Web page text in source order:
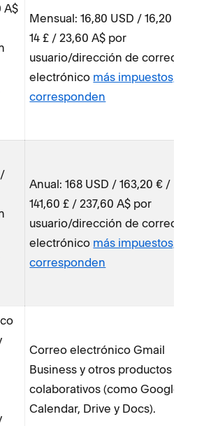
A$
Mensual: 16,80 USD / 16,20 € /
14 £ / 23,60 A$ por
usuario/dirección de correo
electrónico más impuestos, si
corresponden
Anual: 168 USD / 163,20 € /
141,60 £ / 237,60 A$ por
usuario/dirección de correo
electrónico más impuestos, si
corresponden
Correo electrónico Gmail
Business y otros productos
colaborativos (como Google
Calendar, Drive y Docs).